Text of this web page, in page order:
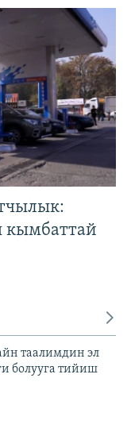
кымбаттай
таалимдин эл
болууга тийиш